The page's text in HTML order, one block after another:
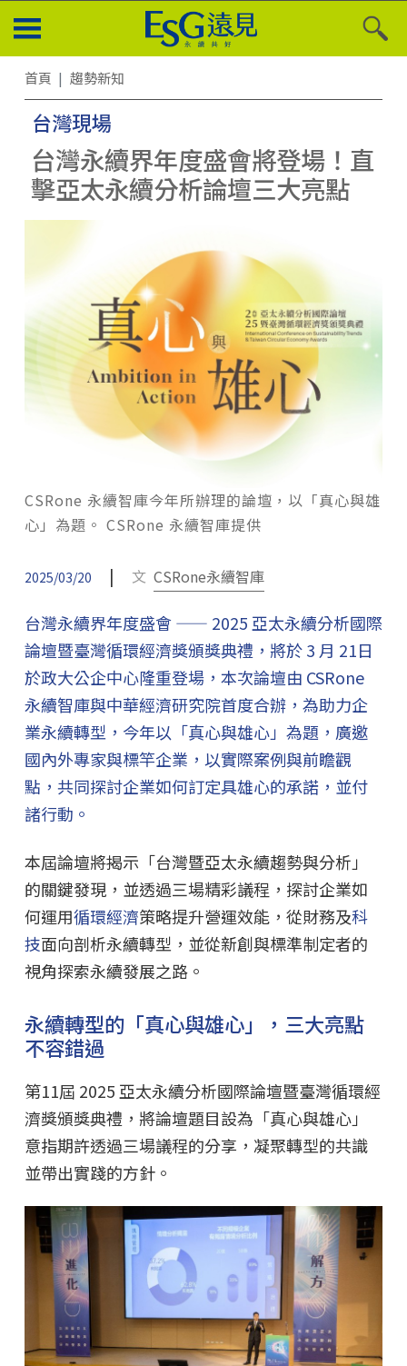
首頁 趨勢新知
台灣現場
台灣永續界年度盛會將登場！直
擊亞太永續分析論壇三大亮點
CSRone 永續智庫今年所辦理的論壇，以「真心與雄
心」為題。 CSRone 永續智庫提供
2025/03/20 | 文 CSRone永續智庫
台灣永續界年度盛會 —— 2025 亞太永續分析國際
論壇暨臺灣循環經濟獎頒獎典禮，將於 3 月 21日
於政大公企中心隆重登場，本次論壇由 CSRone
永續智庫與中華經濟研究院首度合辦，為助力企
業永續轉型，今年以「真心與雄心」為題，廣邀
國內外專家與標竿企業，以實際案例與前瞻觀
點，共同探討企業如何訂定具雄心的承諾，並付
諸行動。
本屆論壇將揭示「台灣暨亞太永續趨勢與分析」
的關鍵發現，並透過三場精彩議程，探討企業如
何運用循環經濟策略提升營運效能，從財務及科
技面向剖析永續轉型，並從新創與標準制定者的
視角探索永續發展之路。
永續轉型的「真心與雄心」，三大亮點
不容錯過
第11屆 2025 亞太永續分析國際論壇暨臺灣循環經
濟獎頒獎典禮，將論壇題目設為「真心與雄心」
意指期許透過三場議程的分享，凝聚轉型的共識
並帶出實踐的方針。